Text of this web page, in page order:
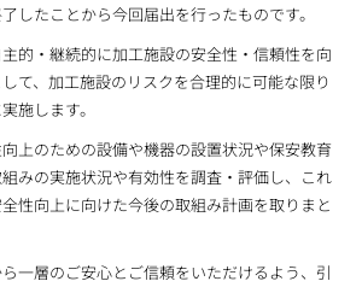
したことから今回届出を行ったものです。
的・継続的に加工施設の安全性・信頼性を向
て、加工施設のリスクを合理的に可能な限り
施します。
上のための設備や機器の設置状況や保安教育
みの実施状況や有効性を調査・評価し、これ
性向上に向けた今後の取組み計画を取りまと
一層のご安心とご信頼をいただけるよう、引